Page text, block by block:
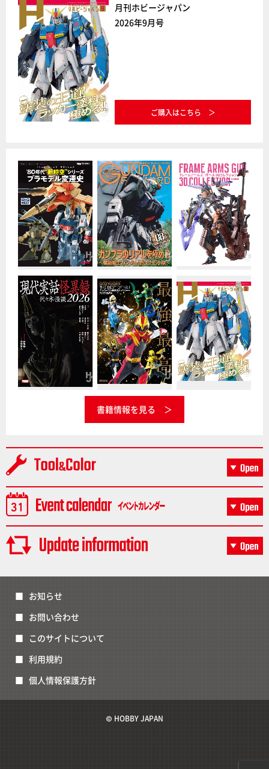
月刊ホビージャパン
2026年9月号
ご購入はこちら
書籍情報を見る
お知らせ
お問い合わせ
このサイトについて
利用規約
個人情報保護方針
© HOBBY JAPAN